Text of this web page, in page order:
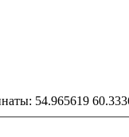
54.965619